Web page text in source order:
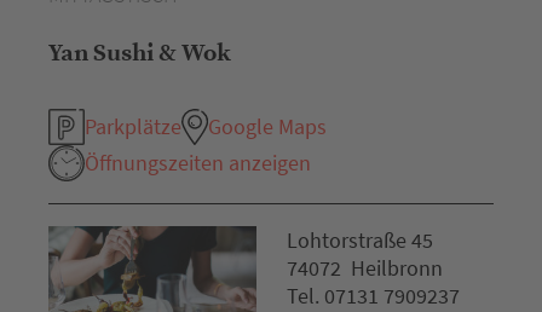
Yan Sushi & Wok
Parkplätze
Google Maps
Öffnungszeiten anzeigen
Lohtorstraße 45
74072 Heilbronn
Tel. 07131 7909237